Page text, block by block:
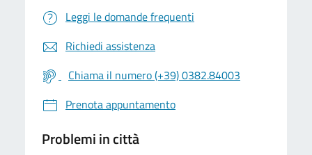
Leggi le domande frequenti
Richiedi assistenza
Chiama il numero (+39) 0382.84003
Prenota appuntamento
Problemi in città